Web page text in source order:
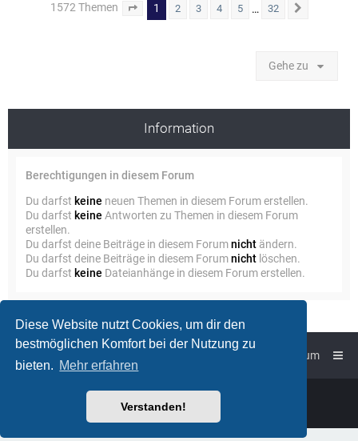
Diese Website nutzt Cookies, um dir den
bestmöglichen Komfort bei der Nutzung zu
bieten. Mehr erfahren
Verstanden!
1572 Themen Seite von 32
1 2 3 4 5 … 32
Gehe zu
Information
Berechtigungen in diesem Forum
Du darfst keine neuen Themen in diesem Forum erstellen.
Du darfst keine Antworten zu Themen in diesem Forum
erstellen.
Du darfst deine Beiträge in diesem Forumnicht ändern.
Du darfst deine Beiträge in diesem Forumnicht löschen.
Du darfst keine Dateianhänge in diesem Forum erstellen.
Impressum
phpBB
Deutsche Übersetzung durchphpBB.de